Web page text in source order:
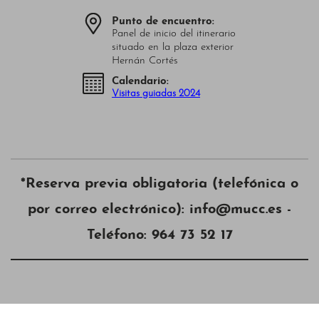
Punto de encuentro:
Panel de inicio del itinerario
situado en la plaza exterior
Hernán Cortés
Calendario:
Visitas guiadas 2024
*Reserva previa obligatoria (telefónica o
por correo electrónico): info@mucc.es -
Teléfono: 964 73 52 17